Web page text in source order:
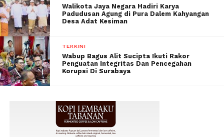
Walikota Jaya Negara Hadiri Karya
Padudusan Agung di Pura Dalem Kahyangan
Desa Adat Kesiman
TERKINI
Wabup Bagus Alit Sucipta Ikuti Rakor
Penguatan Integritas Dan Pencegahan
Korupsi Di Surabaya